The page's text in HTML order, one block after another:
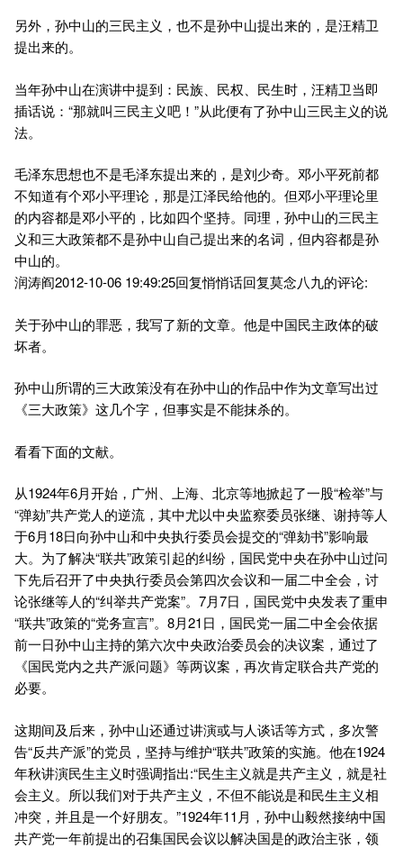
另外，孙中山的三民主义，也不是孙中山提出来的，是汪精卫
提出来的。
当年孙中山在演讲中提到：民族、民权、民生时，汪精卫当即
插话说：“那就叫三民主义吧！”从此便有了孙中山三民主义的说
法。
毛泽东思想也不是毛泽东提出来的，是刘少奇。邓小平死前都
不知道有个邓小平理论，那是江泽民给他的。但邓小平理论里
的内容都是邓小平的，比如四个坚持。同理，孙中山的三民主
义和三大政策都不是孙中山自己提出来的名词，但内容都是孙
中山的。
润涛阎2012-10-06 19:49:25回复悄悄话回复莫念八九的评论:
关于孙中山的罪恶，我写了新的文章。他是中国民主政体的破
坏者。
孙中山所谓的三大政策没有在孙中山的作品中作为文章写出过
《三大政策》这几个字，但事实是不能抹杀的。
看看下面的文献。
从1924年6月开始，广州、上海、北京等地掀起了一股“检举”与
“弹劾”共产党人的逆流，其中尤以中央监察委员张继、谢持等人
于6月18日向孙中山和中央执行委员会提交的“弹劾书”影响最
大。为了解决“联共”政策引起的纠纷，国民党中央在孙中山过问
下先后召开了中央执行委员会第四次会议和一届二中全会，讨
论张继等人的“纠举共产党案”。7月7日，国民党中央发表了重申
“联共”政策的“党务宣言”。8月21日，国民党一届二中全会依据
前一日孙中山主持的第六次中央政治委员会的决议案，通过了
《国民党内之共产派问题》等两议案，再次肯定联合共产党的
必要。
这期间及后来，孙中山还通过讲演或与人谈话等方式，多次警
告“反共产派”的党员，坚持与维护“联共”政策的实施。他在1924
年秋讲演民生主义时强调指出:“民生主义就是共产主义，就是社
会主义。所以我们对于共产主义，不但不能说是和民生主义相
冲突，并且是一个好朋友。”1924年11月，孙中山毅然接纳中国
共产党一年前提出的召集国民会议以解决国是的政治主张，领